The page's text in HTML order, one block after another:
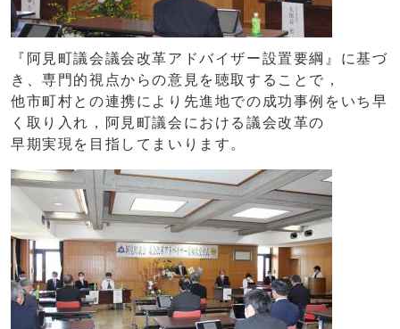
『阿見町議会議会改革アドバイザー設置要綱』に基づ
き、専門的視点からの意見を聴取することで，
他市町村との連携により先進地での成功事例をいち早
く取り入れ，阿見町議会における議会改革の
早期実現を目指してまいります。